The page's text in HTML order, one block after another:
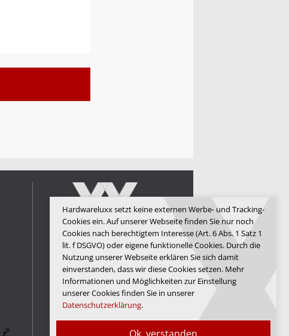
Hardwareluxx setzt keine externen Werbe- und Tracking-
Cookies ein. Auf unserer Webseite finden Sie nur noch
Cookies nach berechtigtem Interesse (Art. 6 Abs. 1 Satz 1
lit. f DSGVO) oder eigene funktionelle Cookies. Durch die
Nutzung unserer Webseite erklären Sie sich damit
einverstanden, dass wir diese Cookies setzen. Mehr
Informationen und Möglichkeiten zur Einstellung
unserer Cookies finden Sie in unserer
Datenschutzerklärung.
Hardwareluxx Media GmbH
© Copyright 2026 Hardwareluxx
Media GmbH